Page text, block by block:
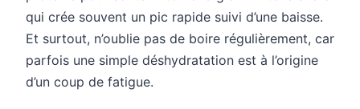
qui crée souvent un pic rapide suivi d’une baisse.
Et surtout, n’oublie pas de boire régulièrement, car
parfois une simple déshydratation est à l’origine
d’un coup de fatigue.